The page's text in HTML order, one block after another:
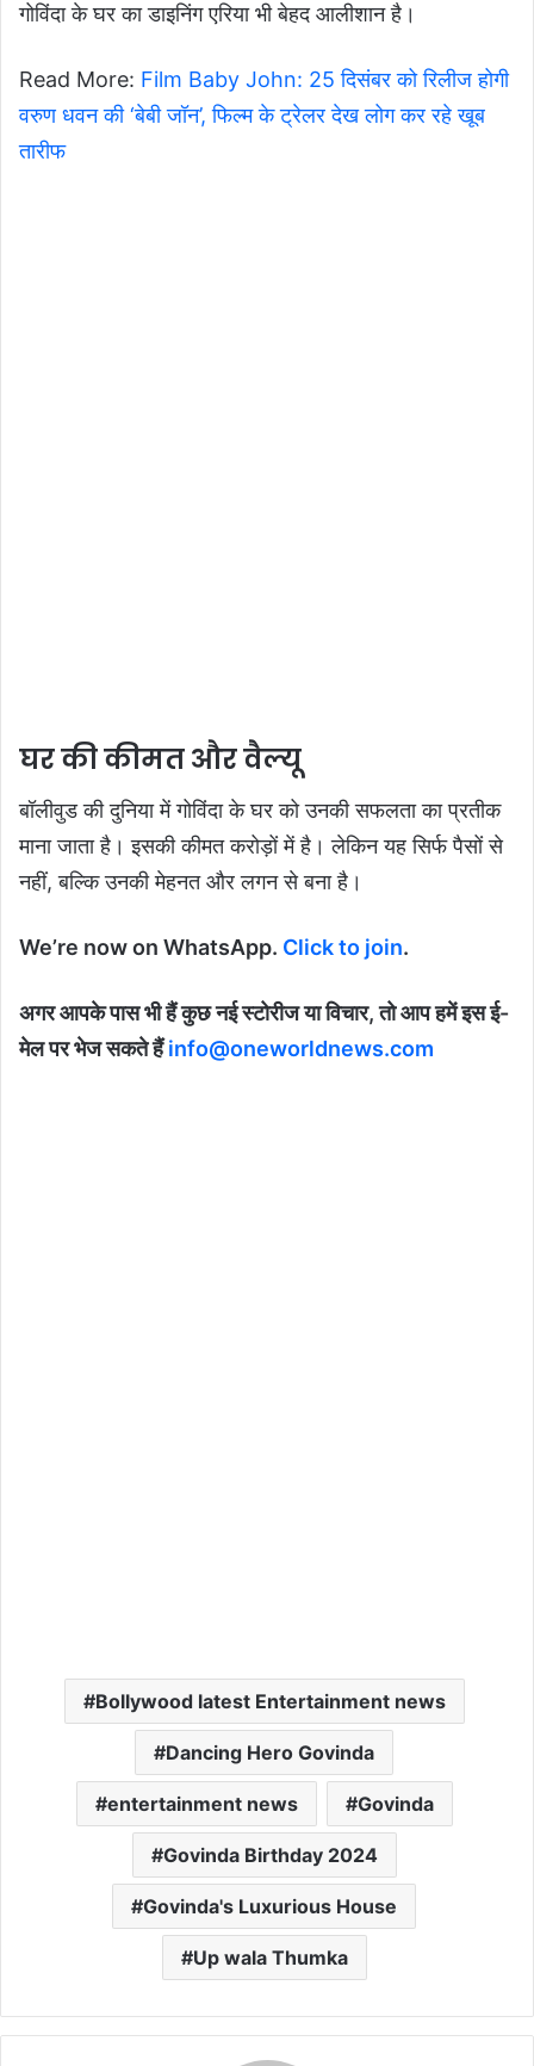
गोविंदा के घर का डाइनिंग एरिया भी बेहद आलीशान है।
Read More: Film Baby John: 25 दिसंबर को रिलीज होगी
वरुण धवन की ‘बेबी जॉन’, फिल्म के ट्रेलर देख लोग कर रहे खूब
तारीफ
घर की कीमत और वैल्यू
बॉलीवुड की दुनिया में गोविंदा के घर को उनकी सफलता का प्रतीक
माना जाता है। इसकी कीमत करोड़ों में है। लेकिन यह सिर्फ पैसों से
नहीं, बल्कि उनकी मेहनत और लगन से बना है।
We’re now on WhatsApp. Click to join.
अगर आपके पास भी हैं कुछ नई स्टोरीज या विचार, तो आप हमें इस ई-
मेल पर भेज सकते हैंinfo@oneworldnews.com
Bollywood latest Entertainment news
Dancing Hero Govinda
entertainment news Govinda
Govinda Birthday 2024
Govinda's Luxurious House
Up wala Thumka